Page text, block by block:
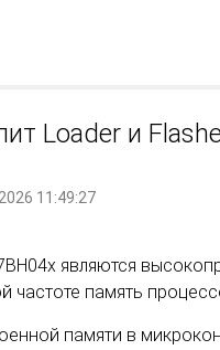
Loader и
11:49:27
являются
частоте память
памяти в